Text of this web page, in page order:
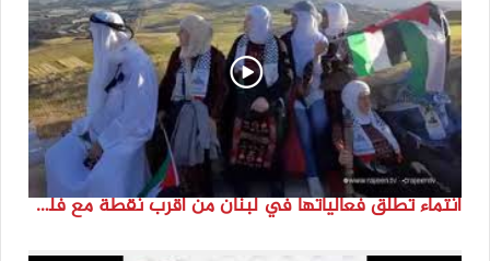
انتماء تطلق فعالياتها في لبنان من أقرب نقطة مع فلسطين المحتلة في ذكرى النكبة_74تقرير: جنى شحرور